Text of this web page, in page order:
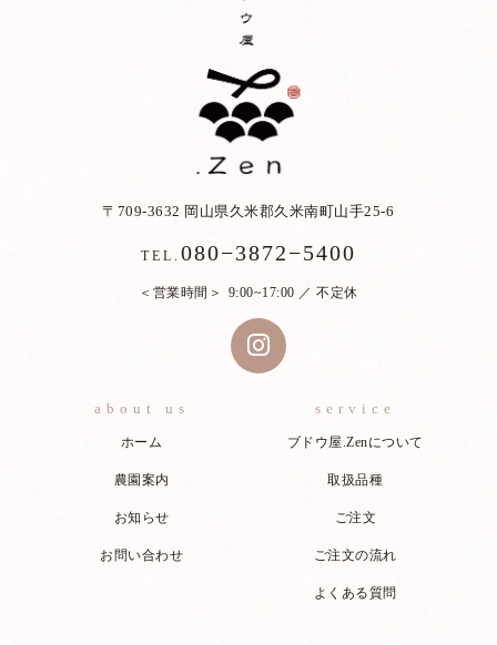
〒709-3632 岡山県久米郡久米南町山手25-6
TEL.080−3872−5400
営業時間 9:00~17:00 ／ 不定休
about us
ホーム
農園案内
お知らせ
お問い合わせ
service
ブドウ屋.Zenについて
取扱品種
ご注文
ご注文の流れ
よくある質問